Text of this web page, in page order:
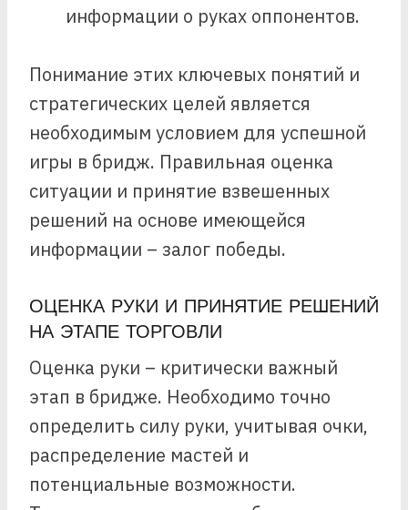
информации о руках оппонентов.
Понимание этих ключевых понятий и
стратегических целей является
необходимым условием для успешной
игры в бридж. Правильная оценка
ситуации и принятие взвешенных
решений на основе имеющейся
информации – залог победы.
ОЦЕНКА РУКИ И ПРИНЯТИЕ РЕШЕНИЙ
НА ЭТАПЕ ТОРГОВЛИ
Оценка руки – критически важный
этап в бридже. Необходимо точно
определить силу руки, учитывая очки,
распределение мастей и
потенциальные возможности.